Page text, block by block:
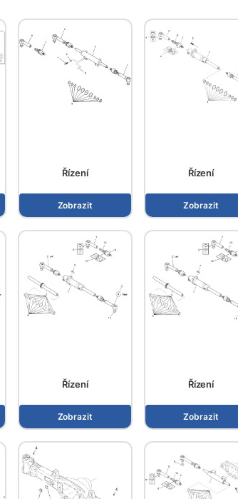
Řízení
Zobrazit
Řízení
Zobrazit
Řízení
Zobrazit
Řízení
Zobrazit